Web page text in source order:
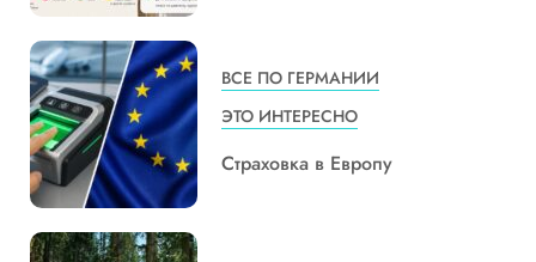
ВСЕ ПО ГЕРМАНИИ
ЭТО ИНТЕРЕСНО
Страховка в Европу